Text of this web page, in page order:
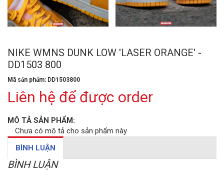
NIKE WMNS DUNK LOW 'LASER ORANGE' -
DD1503 800
Mã sản phẩm: DD1503800
Liên hệ để được order
MÔ TẢ SẢN PHẨM:
Chưa có mô tả cho sản phẩm này
BÌNH LUẬN
BÌNH LUẬN